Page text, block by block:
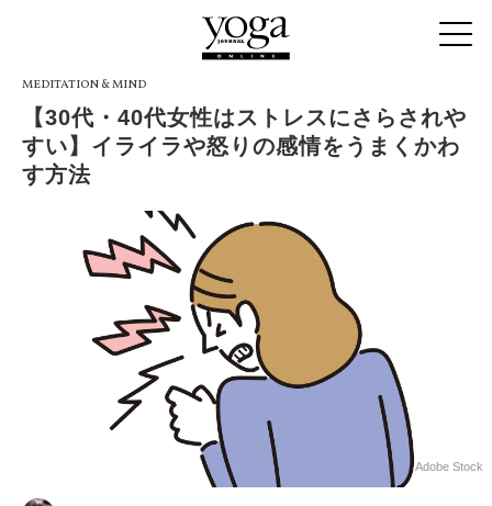
MEDITATION & MIND
【30代・40代女性はストレスにさらされや
すい】イライラや怒りの感情をうまくかわ
す方法
Adobe Stock